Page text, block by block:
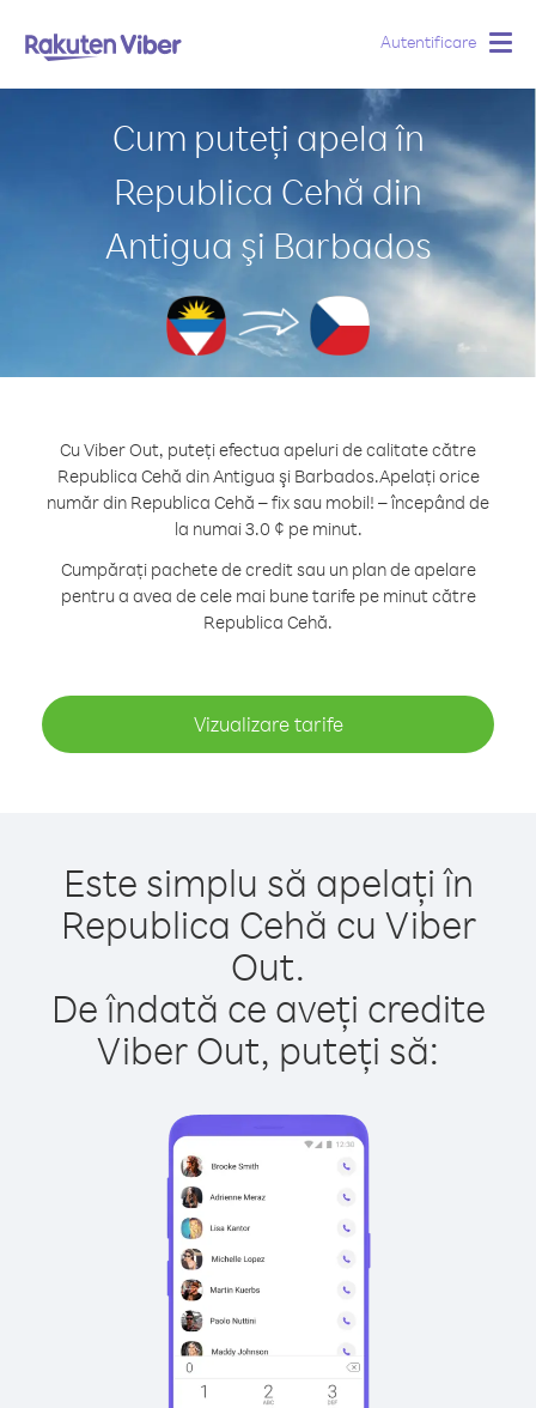
Autentificare
Cum puteți apela în
Republica Cehă din
Antigua şi Barbados
Cu Viber Out, puteți efectua apeluri de calitate către
Republica Cehă din Antigua şi Barbados.Apelați orice
număr din Republica Cehă – fix sau mobil! – începând de
la numai 3.0 ¢ pe minut.
Cumpărați pachete de credit sau un plan de apelare
pentru a avea de cele mai bune tarife pe minut către
Republica Cehă.
Vizualizare tarife
Este simplu să apelați în
Republica Cehă cu Viber
Out.
De îndată ce aveți credite
Viber Out, puteți să: